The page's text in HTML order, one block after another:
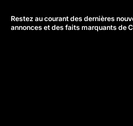
Restez au courant des dernières
annonces et des faits marquants de